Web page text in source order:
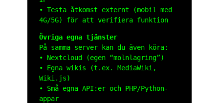
• Testa åtkomst externt (mobil med
4G/5G) för att verifiera funktion
Övriga egna tjänster
På samma server kan du även köra:
• Nextcloud (egen “molnlagring”)
• Egna wikis (t.ex. MediaWiki,
Wiki.js)
• Små egna API:er och PHP/Python-
appar